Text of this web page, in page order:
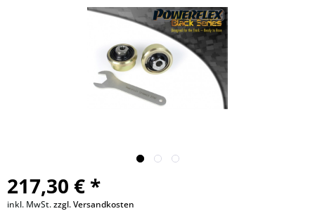
217,30 € *
inkl. MwSt.zzgl. Versandkosten